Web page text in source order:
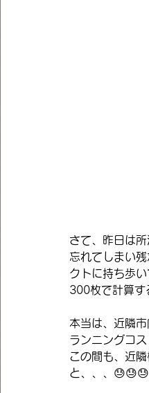
さて、昨日は
忘れてしまい
クトに持ち歩
300枚で計算す
本当は、近隣
ランニングコ
この間も、近
と、、、😓😓😓